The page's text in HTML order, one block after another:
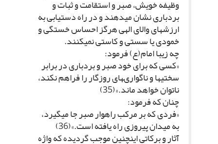
وظیفه خویش، صبر و استقامت و ثبات و
بردبارى نشان مى‏دهند و در راه دستیابى به
ارزش‏هاى والاى الهى هرگز احساس خستگى و
خمودى یا سستى و کاستى نمى‏کنند.
چه زیبا امام(ع) فرمود:
«کسى که براى خود صبر و بردبارى در برابر
سختى‏ها و ناگوارى‏هاى روزگار را فراهم نکند،
ناتوان خواهد ماند.»(35)
چنان که فرمود:
«فردى که بر مرکب راهوار صبر جا مى‏گیرد،
به میدان پیروزى راه یافته است.»(36)
آثار و برکاتى اینچنین موجب گردیده که واژه